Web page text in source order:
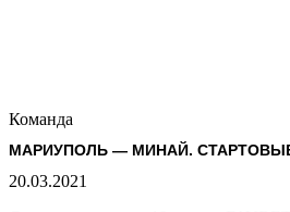
Команда
МАРИУПОЛЬ — МИНАЙ.
20.03.2021